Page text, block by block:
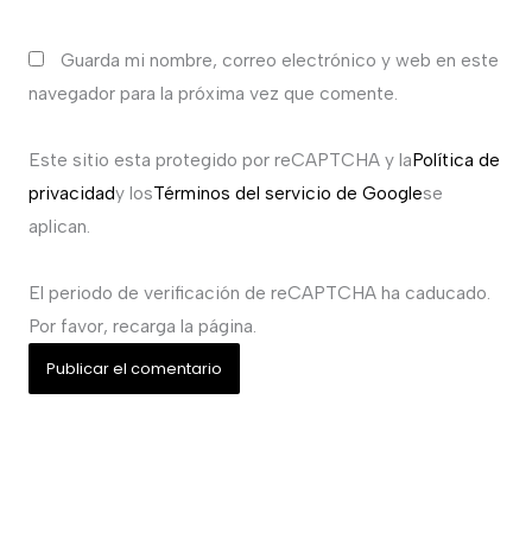
Guarda mi nombre, correo electrónico y web en este
navegador para la próxima vez que comente.
Este sitio esta protegido por reCAPTCHA y laPolítica de
privacidady losTérminos del servicio de Googlese
aplican.
El periodo de verificación de reCAPTCHA ha caducado.
Por favor, recarga la página.